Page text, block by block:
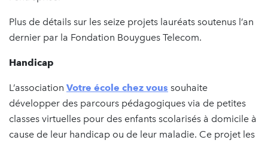
Plus de détails sur les seize projets lauréats soutenus l’an
dernier par la Fondation Bouygues Telecom.
Handicap
L’association Votre école chez vous souhaite
développer des parcours pédagogiques via de petites
classes virtuelles pour des enfants scolarisés à domicile à
cause de leur handicap ou de leur maladie. Ce projet les